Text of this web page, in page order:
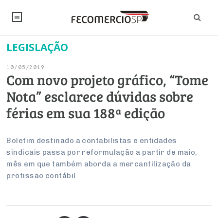
NOTÍCIAS
Artigos
Institucional
PROJETOS ESPECIAIS:
UM BRASIL
Economia
Pesquisas
Brasil
Internacional
Modernização do Estado
Trabalho
Empresas
Arbitragem e Mediação
Negócios
Varejo
Serviços
Sustentabilidade
PESQUISAS
INSTITUCIONAL
Sobre
Negociações Coletivas
CONSELHOS
LEGISLAÇÃO
10/05/2019
Com novo projeto gráfico, “Tome
Nota” esclarece dúvidas sobre
férias em sua 188ª edição
Boletim destinado a contabilistas e entidades
sindicais passa por reformulação a partir de maio,
mês em que também aborda a mercantilização da
profissão contábil